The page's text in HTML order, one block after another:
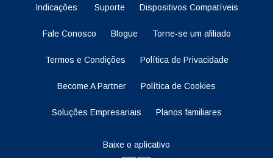
Indicações: Suporte Dispositivos Compatíveis
Fale Conosco Blogue Torne-se um afiliado
Termos e Condições Política de Privacidade
Become A Partner Política de Cookies
Soluções Empresariais Planos familiares
Baixe o aplicativo